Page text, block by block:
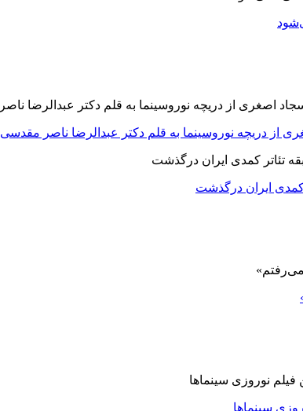
از دریچه نوروسینما به قلم دکتر عبدالرضا ناصر مقدسی
کمدی ایران درگذشت
سینماها